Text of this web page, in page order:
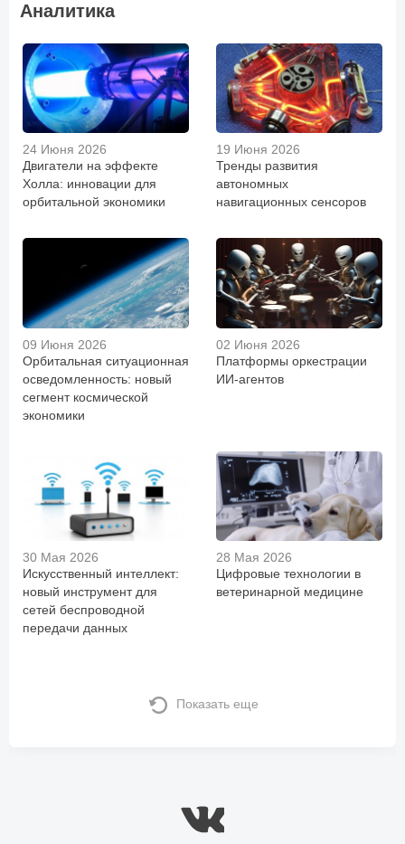
Аналитика
24 Июня 2026
Двигатели на эффекте
Холла: инновации для
орбитальной экономики
19 Июня 2026
Тренды развития
автономных
навигационных сенсоров
09 Июня 2026
Орбитальная ситуационная
осведомленность: новый
сегмент космической
экономики
02 Июня 2026
Платформы оркестрации
ИИ-агентов
30 Мая 2026
Искусственный интеллект:
новый инструмент для
сетей беспроводной
передачи данных
28 Мая 2026
Цифровые технологии в
ветеринарной медицине
Показать еще